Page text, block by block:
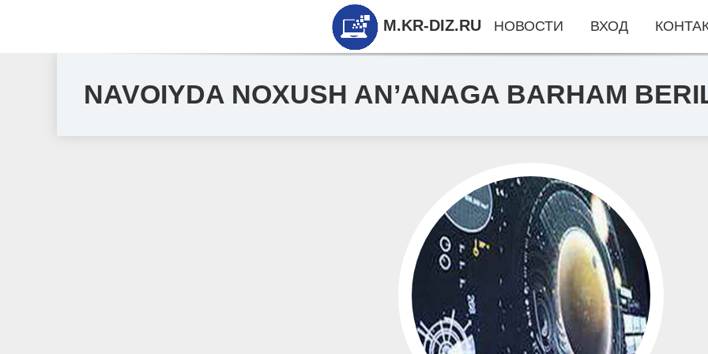
NAVOIYDA NOXUSH AN’ANAGA BARHAM
M.KR-DIZ.RU НОВОСТИ ВХОД